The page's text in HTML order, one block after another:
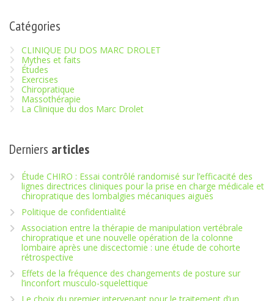
Catégories
CLINIQUE DU DOS MARC DROLET
Mythes et faits
Études
Exercises
Chiropratique
Massothérapie
La Clinique du dos Marc Drolet
Derniers articles
Étude CHIRO : Essai contrôlé randomisé sur l’efficacité des
lignes directrices cliniques pour la prise en charge médicale et
chiropratique des lombalgies mécaniques aiguës
Politique de confidentialité
Association entre la thérapie de manipulation vertébrale
chiropratique et une nouvelle opération de la colonne
lombaire après une discectomie : une étude de cohorte
rétrospective
Effets de la fréquence des changements de posture sur
l’inconfort musculo-squelettique